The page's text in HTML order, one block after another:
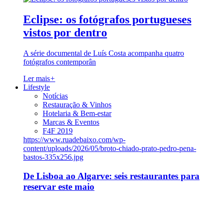
Eclipse: os fotógrafos portugueses
vistos por dentro
A série documental de Luís Costa acompanha quatro
fotógrafos contemporân
Ler mais+
Lifestyle
Notícias
Restauração & Vinhos
Hotelaria & Bem-estar
Marcas & Eventos
F4F 2019
https://www.ruadebaixo.com/wp-
content/uploads/2026/05/broto-chiado-prato-pedro-pena-
bastos-335x256.jpg
De Lisboa ao Algarve: seis restaurantes para
reservar este maio